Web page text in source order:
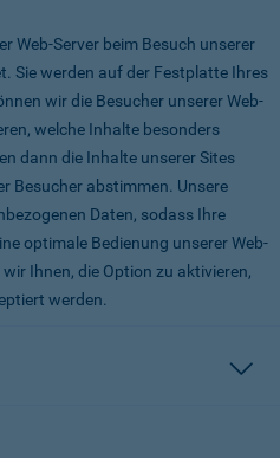
Web-Server beim Besuch unserer
Sie werden auf der Festplatte Ihres
wir die Besucher unserer Web-
welche Inhalte besonders
dann die Inhalte unserer Sites
Besucher abstimmen. Unsere
Daten, sodass Ihre
optimale Bedienung unserer Web-
Ihnen, die Option zu aktivieren,
werden.